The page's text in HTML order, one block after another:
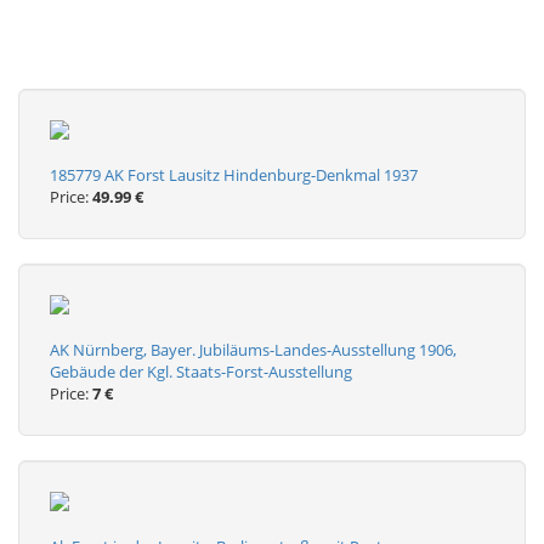
185779 AK Forst Lausitz Hindenburg-Denkmal 1937
Price:49.99 €
AK Nürnberg, Bayer. Jubiläums-Landes-Ausstellung 1906,
Gebäude der Kgl. Staats-Forst-Ausstellung
Price:7 €